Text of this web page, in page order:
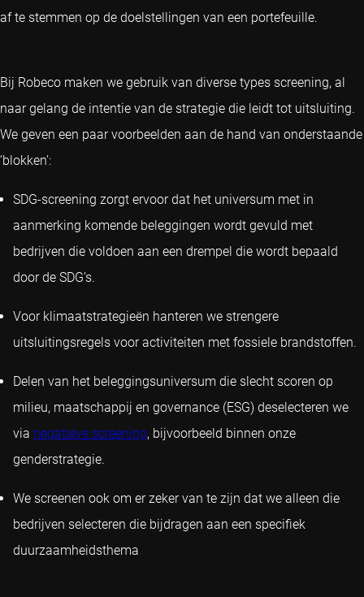
af te stemmen op de doelstellingen van een portefeuille.
Bij Robeco maken we gebruik van diverse types screening, al
naar gelang de intentie van de strategie die leidt tot uitsluiting.
We geven een paar voorbeelden aan de hand van onderstaande
‘blokken’:
SDG-screening zorgt ervoor dat het universum met in
aanmerking komende beleggingen wordt gevuld met
bedrijven die voldoen aan een drempel die wordt bepaald
door de SDG’s.
Voor klimaatstrategieën hanteren we strengere
uitsluitingsregels voor activiteiten met fossiele brandstoffen.
Delen van het beleggingsuniversum die slecht scoren op
milieu, maatschappij en governance (ESG) deselecteren we
via negatieve screening, bijvoorbeeld binnen onze
genderstrategie.
We screenen ook om er zeker van te zijn dat we alleen die
bedrijven selecteren die bijdragen aan een specifiek
duurzaamheidsthema